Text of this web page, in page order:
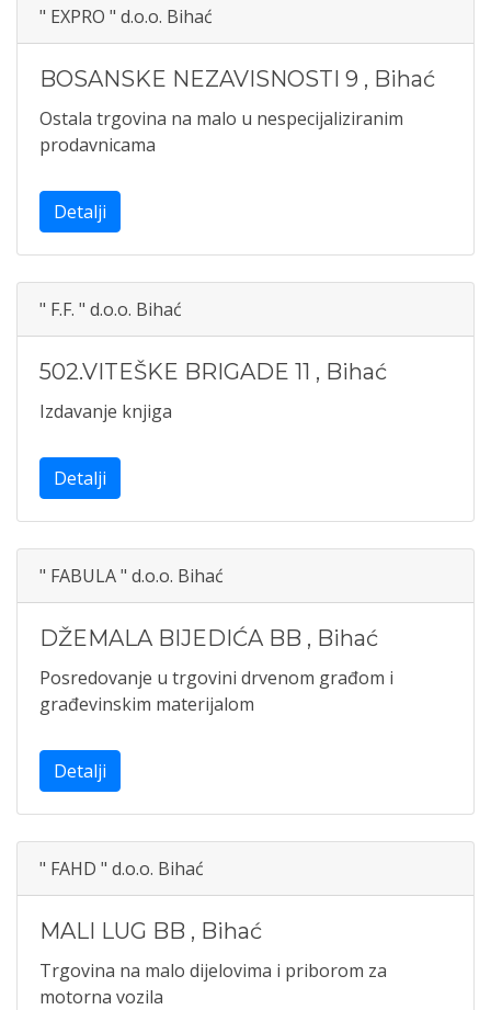
" EXPRO " d.o.o. Bihać
BOSANSKE NEZAVISNOSTI 9 , Bihać
Ostala trgovina na malo u nespecijaliziranim
prodavnicama
Detalji
" F.F. " d.o.o. Bihać
502.VITEŠKE BRIGADE 11 , Bihać
Izdavanje knjiga
Detalji
" FABULA " d.o.o. Bihać
DŽEMALA BIJEDIĆA BB , Bihać
Posredovanje u trgovini drvenom građom i
građevinskim materijalom
Detalji
" FAHD " d.o.o. Bihać
MALI LUG BB , Bihać
Trgovina na malo dijelovima i priborom za
motorna vozila